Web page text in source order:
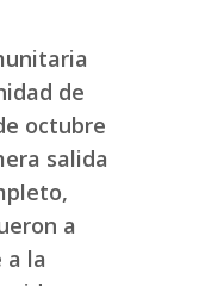
de
octubre
salida
a
a la